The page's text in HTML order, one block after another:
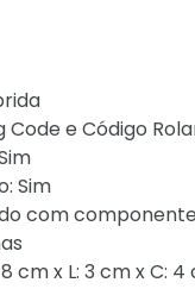
e Código
Sim
com
cm x L: 3 cm x C: 4